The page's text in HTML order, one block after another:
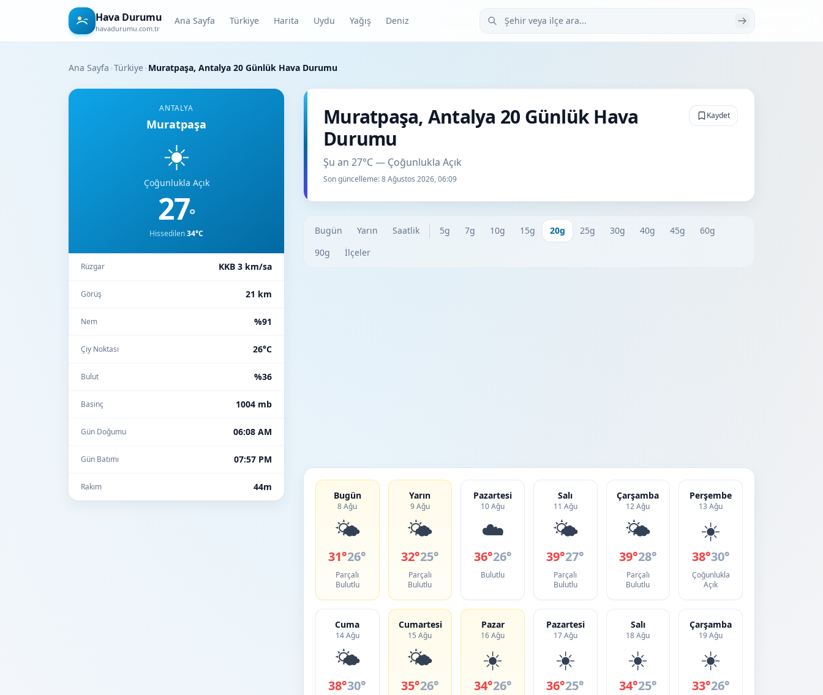
Hava Durumu
havadurumu.com.tr
Ana Sayfa Türkiye Harita Uydu Yağış Deniz Şehir veya ilçe ara
Ana Sayfa ›Türkiye› Muratpaşa, Antalya 20 Günlük Hava Durumu
ANTALYA
Muratpaşa
☀️
Çoğunlukla Açık
27°
Hissedilen34°C
Rüzgar KKB 3 km/sa
Görüş 21 km
Nem %91
Çiy Noktası 26°C
Bulut %36
Basınç 1004 mb
Gün Doğumu 06:08 AM
Gün Batımı 07:57 PM
Rakım 44m
Muratpaşa, Antalya 20 Günlük Hava
Durumu
Şu an 27°C — Çoğunlukla Açık
Son güncelleme:8 Ağustos 2026, 06:09
Kaydet
Bugün Yarın Saatlik 5g 7g 10g 15g 20g 25g 30g 40g 45g
60g
90g
İlçeler
Bugün
8 Ağu
🌤️
31°26°
Parçalı
Bulutlu
Yarın
9 Ağu
🌤️
32°25°
Parçalı
Bulutlu
Pazartesi
10 Ağu
☁️
36°26°
Bulutlu
Salı
11 Ağu
🌤️
39°27°
Parçalı
Bulutlu
Çarşamba
12 Ağu
🌤️
39°28°
Parçalı
Bulutlu
Perşembe
13 Ağu
☀️
38°30°
Çoğunlukla
Açık
Cuma
14 Ağu
🌤️
38°30°
Cumartesi
15 Ağu
🌤️
35°26°
Pazar
16 Ağu
☀️
34°26°
Pazartesi
17 Ağu
☀️
36°25°
Salı
18 Ağu
☀️
34°25°
Çarşamba
19 Ağu
☀️
33°26°